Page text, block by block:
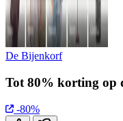
De Bijenkorf
Tot 80% korting op
-80%